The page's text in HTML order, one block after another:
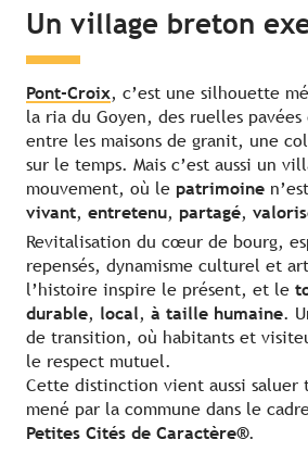
Un village breton
Pont-Croix, c’est une silhouette
la ria du Goyen, des ruelles
entre les maisons de granit, une
sur le temps. Mais c’est aussi un
mouvement, où le patrimoine
vivant, entretenu, partagé,
Revitalisation du cœur de bourg,
repensés, dynamisme culturel et
l’histoire inspire le présent, et le
durable, local, à taille humaine.
de transition, où habitants et
le respect mutuel.
Cette distinction vient aussi
mené par la commune dans le
Petites Cités de Caractère®.